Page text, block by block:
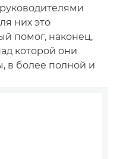
них это
помог, наконец,
которой они
в более полной и